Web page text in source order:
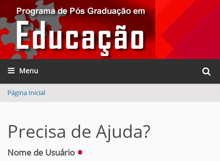
Busca
Toggle navigation
Página Inicial
Precisa de Ajuda?
Nome de Usuário